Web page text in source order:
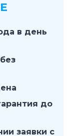
в день
до
заявки с